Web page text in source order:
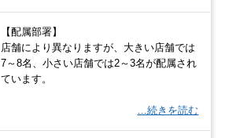
【配属部署】
店舗により異なりますが、大きい店舗では
7～8名、小さい店舗では2～3名が配属され
ています。
…続きを読む